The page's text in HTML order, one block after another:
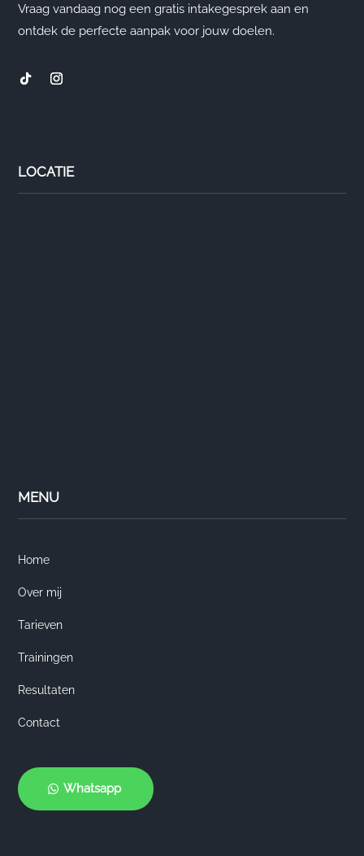
Vraag vandaag nog een gratis intakegesprek aan en
ontdek de perfecte aanpak voor jouw doelen.
LOCATIE
MENU
Home
Over mij
Tarieven
Trainingen
Resultaten
Contact
Whatsapp